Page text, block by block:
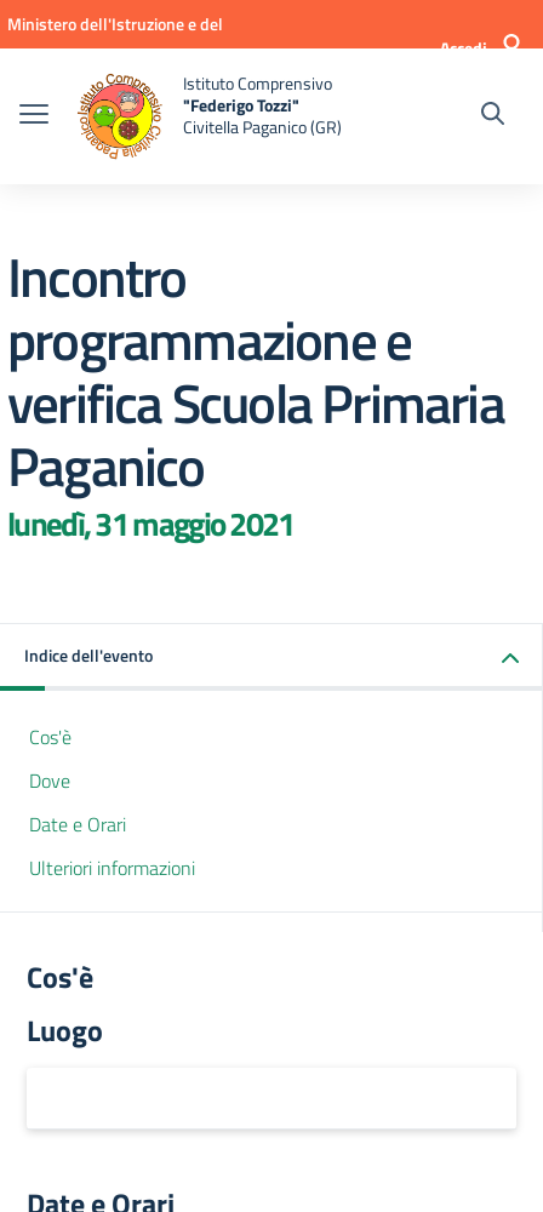
Vai ai contenuti
Vai al menu di navigazione
Vai al footer
Ministero dell'Istruzione e del
Accedi
Istituto Comprensivo
"Federigo Tozzi"
Civitella Paganico (GR)
Incontro
programmazione e
verifica Scuola Primaria
Paganico
lunedì, 31 maggio 2021
Indice dell'evento
Cos'è
Dove
Date e Orari
Ulteriori informazioni
Cos'è
Luogo